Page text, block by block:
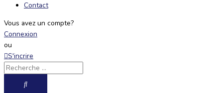
Contact
Vous avez un compte?
Connexion
ou
S'incrire